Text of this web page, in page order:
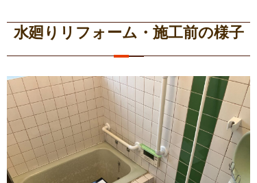
水廻りリフォーム・施工前の様子